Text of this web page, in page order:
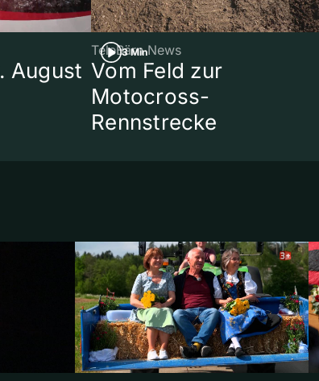
August
3 Min
TeleBärn News
Vom Feld zur
Motocross-
Rennstrecke